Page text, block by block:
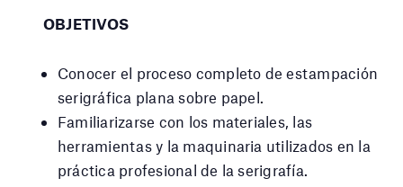
OBJETIVOS
Conocer el proceso completo de estampación
serigráfica plana sobre papel.
Familiarizarse con los materiales, las
herramientas y la maquinaria utilizados en la
práctica profesional de la serigrafía.